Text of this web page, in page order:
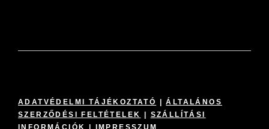
ADATVÉDELMI TÁJÉKOZTATÓ |ÁLTALÁNOS
SZERZŐDÉSI FELTÉTELEK
SZÁLLÍTÁSI
INFORMÁCIÓK
IMPRESSZUM